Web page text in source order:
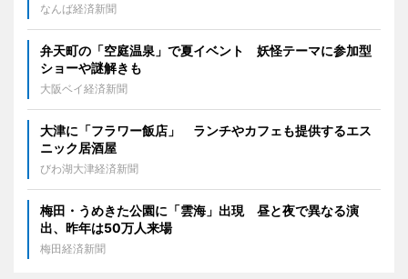
なんば経済新聞
弁天町の「空庭温泉」で夏イベント 妖怪テーマに参加型
ショーや謎解きも
大阪ベイ経済新聞
大津に「フラワー飯店」 ランチやカフェも提供するエス
ニック居酒屋
びわ湖大津経済新聞
梅田・うめきた公園に「雲海」出現 昼と夜で異なる演
出、昨年は50万人来場
梅田経済新聞